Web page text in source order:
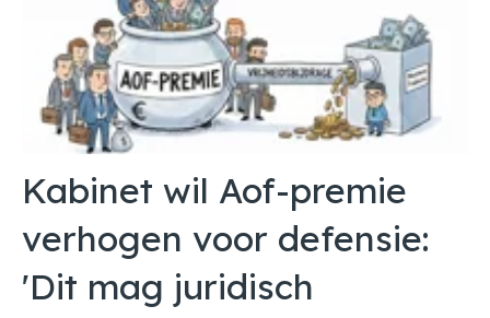
Kabinet wil Aof-premie
verhogen voor defensie:
'Dit mag juridisch